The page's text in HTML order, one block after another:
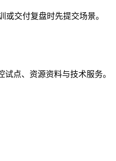
或交付复盘时先提交场景。
试点、资源资料与技术服务。